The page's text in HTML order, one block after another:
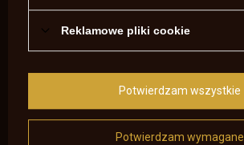
Twoja ocena:
Treść twojej opinii
Reklamowe pliki cookie
Potwierdzam wymagane
Potwierdzam wszystkie